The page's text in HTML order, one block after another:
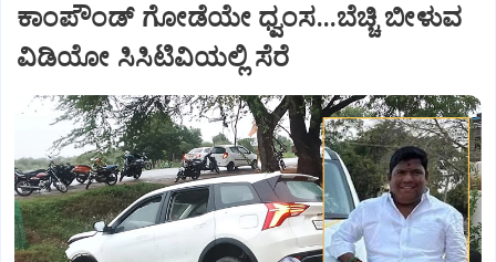
ಕಾಂಪೌಂಡ್ ಗೋಡೆಯೇ ಧ್ವಂಸ...ಬೆಚ್ಚಿ ಬೀಳುವ
ವಿಡಿಯೋ ಸಿಸಿಟಿವಿಯಲ್ಲಿ ಸೆರೆ